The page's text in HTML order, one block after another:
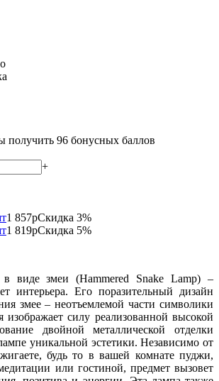
получить 96 бонусных баллов
+
1 857рСкидка 3%
1 819рСкидка 5%
виде змеи (Hammered Snake Lamp) –
интерьера. Его поразительный дизайн
змее – неотъемлемой части символики
силу реализованной высокой
двойной металлической отделки
уникальной эстетики. Независимо от
будь то в вашей комнате пуджи,
или гостиной, предмет вызовет